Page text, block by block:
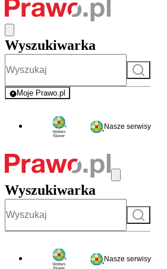
Wyszukiwarka
Szukaj
Moje Prawo.pl
- rejestracja i logowanie do serwisu
Nasze serwisy
Wyszukiwarka
Szukaj
Nasze serwisy